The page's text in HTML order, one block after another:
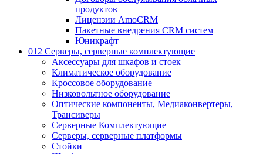
продуктов
Лицензии AmoCRM
Пакетные внедрения CRM систем
Юникрафт
012 Серверы, серверные комплектующие
Аксессуары для шкафов и стоек
Климатическое оборудование
Кроссовое оборудование
Низковольтное оборудование
Оптические компоненты, Медиаконвертеры,
Трансиверы
Серверные Комплектующие
Серверы, серверные платформы
Стойки